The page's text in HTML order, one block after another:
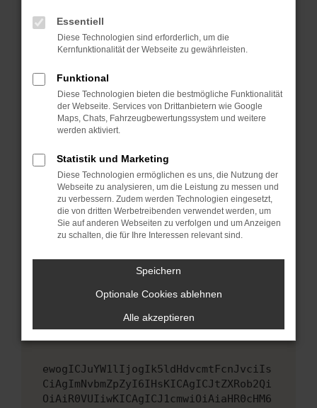
können das Laden bestimmter Seiten
verhindern. Funktioniert die Seite in einem
anderen Browser oder in einem privaten
Starte dein Gerät neu.
Das kann manchmal helfen, vorübergehende
Probleme zu beheben.
Betriebssystem auf dem neuesten Stand
sind.
Veraltete Software birgt nicht nur ein
Sicherheitsrisiko, sondern kann auch dazu
führen, dass bestimmte Funktionen nicht mehr
unterstützt werden.
Wende dich an den Webseitenbetreiber.
Wenn du alle oben genannten Schritte versucht
hast, kontaktiere uns bitte. Wir werden
versuchen, das Problem zu beheben. Du kannst
uns diesen Text schicken, um uns bei der
ewogICJuYW1lIjogIk5ldHdvcmtFcnJvciIs
CiAgImNvbmZpZyI6IHsKICAgICJtZXRob2Qi
OiAiR0VUIiwKICAgICJ1cmwiOiAiaHR0cHM6
Essentiell
Diese Technologien sind erforderlich, um die
Kernfunktionalität der Webseite zu gewährleisten.
Funktional
Diese Technologien bieten die bestmögliche Funktionalität
der Webseite. Services von Drittanbietern wie Google
Maps, Chats, Fahrzeugbewertungssystem und weitere
werden aktiviert.
Statistik und Marketing
Diese Technologien ermöglichen es uns, die Nutzung der
Webseite zu analysieren, um die Leistung zu messen und
zu verbessern. Zudem werden Technologien eingesetzt,
die von dritten Werbetreibenden verwendet werden, um
Sie auf anderen Webseiten zu verfolgen und um Anzeigen
zu schalten, die für Ihre Interessen relevant sind.
Speichern
Optionale Cookies ablehnen
Alle akzeptieren